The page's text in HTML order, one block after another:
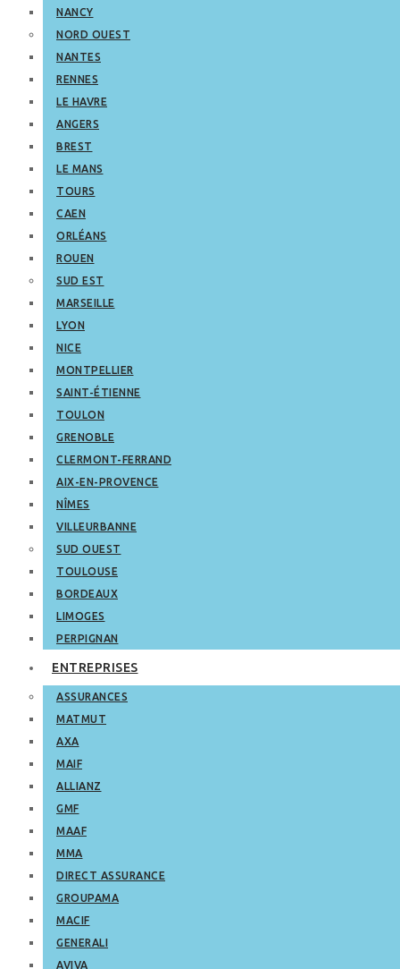
NANCY
NORD OUEST
NANTES
RENNES
LE HAVRE
ANGERS
BREST
LE MANS
TOURS
CAEN
ORLÉANS
ROUEN
SUD EST
MARSEILLE
LYON
NICE
MONTPELLIER
SAINT-ÉTIENNE
TOULON
GRENOBLE
CLERMONT-FERRAND
AIX-EN-PROVENCE
NÎMES
VILLEURBANNE
SUD OUEST
TOULOUSE
BORDEAUX
LIMOGES
PERPIGNAN
ENTREPRISES
ASSURANCES
MATMUT
AXA
MAIF
ALLIANZ
GMF
MAAF
MMA
DIRECT ASSURANCE
GROUPAMA
MACIF
GENERALI
AVIVA